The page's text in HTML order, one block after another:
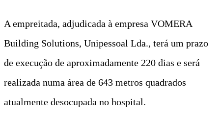
A empreitada, adjudicada à empresa VOMERA
Building Solutions, Unipessoal Lda., terá um prazo
de execução de aproximadamente 220 dias e será
realizada numa área de 643 metros quadrados
atualmente desocupada no hospital.